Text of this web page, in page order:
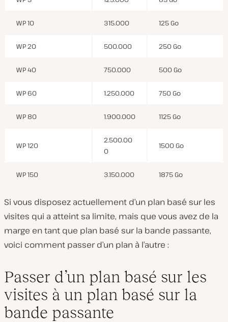
WP 10 315.000 125 Go
WP 20 500.000 250 Go
WP 40 750.000 500 Go
WP 60 1.250.000 750 Go
WP 80 1.900.000 1125 Go
WP 120
2.500.00
0
1500 Go
WP 150 3.150.000 1875 Go
Si vous disposez actuellement d’un plan basé sur les
visites qui a atteint sa limite, mais que vous avez de la
marge en tant que plan basé sur la bande passante,
voici comment passer d’un plan à l’autre :
Passer d’un plan basé sur les
visites à un plan basé sur la
bande passante